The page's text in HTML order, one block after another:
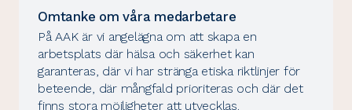
Omtanke om våra medarbetare
På AAK är vi angelägna om att skapa en
arbetsplats där hälsa och säkerhet kan
garanteras, där vi har stränga etiska riktlinjer för
beteende, där mångfald prioriteras och där det
finns stora möjligheter att utvecklas.